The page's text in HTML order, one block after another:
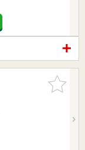
お気に入
りに追加